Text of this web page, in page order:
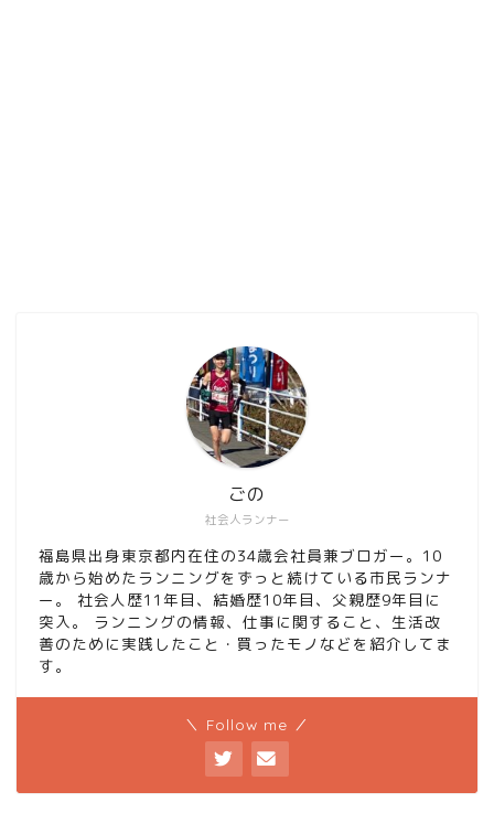
社会人ランナー
ごの
福島県出身東京都内在住の34歳会社員兼ブロガー。10
歳から始めたランニングをずっと続けている市民ランナ
ー。 社会人歴11年目、結婚歴10年目、父親歴9年目に
突入。 ランニングの情報、仕事に関すること、生活改
善のために実践したこと・買ったモノなどを紹介してま
す。
＼ Follow me ／